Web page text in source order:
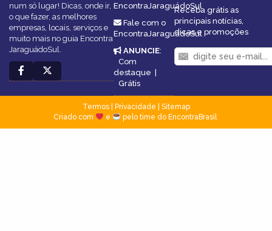
num só lugar! Dicas, onde ir,
o que fazer, as melhores
empresas, locais, serviços e
muito mais no guia Encontra
JaraguádoSul.
EncontraJaraguádoSul
Fale com o
EncontraJaraguádoSul
ANUNCIE:
Com
destaque
Grátis
Receba grátis as
principais notícias,
dicas e promoções
Termos| Privacidade
Sitemap
Criado com
e pelo time do EncontraBrasil